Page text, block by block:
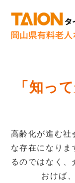
「知っ
高齢化が進む
な存在になりま
るのではなく
おけば